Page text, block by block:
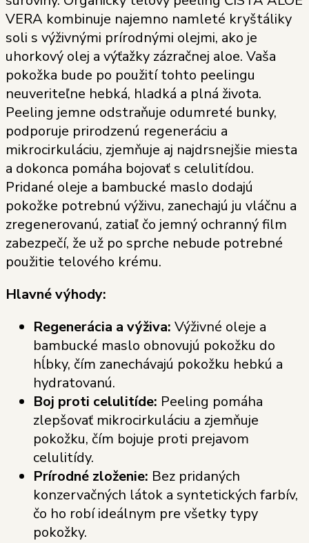
VERA kombinuje najemno namleté kryštáliky
soli s výživnými prírodnými olejmi, ako je
uhorkový olej a výťažky zázračnej aloe. Vaša
pokožka bude po použití tohto peelingu
neuveriteľne hebká, hladká a plná života.
Peeling jemne odstraňuje odumreté bunky,
podporuje prirodzenú regeneráciu a
mikrocirkuláciu, zjemňuje aj najdrsnejšie miesta
a dokonca pomáha bojovať s celulitídou.
Pridané oleje a bambucké maslo dodajú
pokožke potrebnú výživu, zanechajú ju vláčnu a
zregenerovanú, zatiaľ čo jemný ochranný film
zabezpečí, že už po sprche nebude potrebné
použitie telového krému.
Hlavné výhody:
Regenerácia a výživa: Výživné oleje a
bambucké maslo obnovujú pokožku do
hĺbky, čím zanechávajú pokožku hebkú a
hydratovanú.
Boj proti celulitíde: Peeling pomáha
zlepšovať mikrocirkuláciu a zjemňuje
pokožku, čím bojuje proti prejavom
celulitídy.
Prírodné zloženie: Bez pridaných
konzervačných látok a syntetických farbív,
čo ho robí ideálnym pre všetky typy
pokožky.